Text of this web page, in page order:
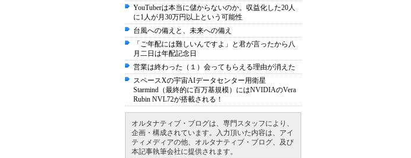
YouTuberは本当に儲からないのか。収益化した20人
に1人が月30万円以上という可能性
台風への備えと、未来への備え
「ご年配には難しいんですよ」と君が言ったから八
月二日は年配記念日
営業は終わった（１）会ってもらえる理由が消えた
スペースXの宇宙AIデータセンター用衛星
Starmind（最終的に百万基規模）にはNVIDIAのVera
Rubin NVL72が搭載される！
オルタナティブ・ブログは、専門スタッフにより、
企画・構成されています。入力頂いた内容は、アイ
ティメディアの他、オルタナティブ・ブログ、及び
本記事執筆会社に提供されます。